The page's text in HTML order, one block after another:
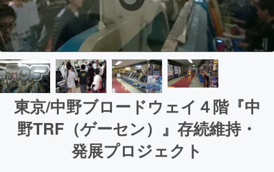
東京/中野ブロードウェイ４階『中
野TRF（ゲーセン）』存続維持・
発展プロジェクト